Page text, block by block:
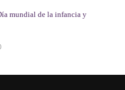
mundial de la infancia y